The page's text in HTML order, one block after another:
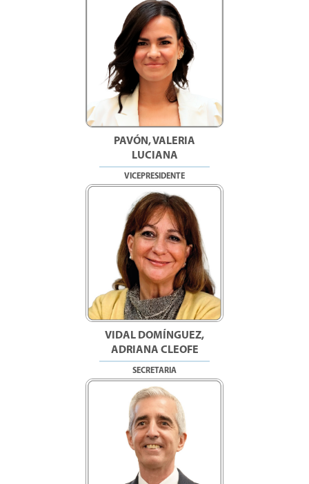
PAVÓN, VALERIA
LUCIANA
VICEPRESIDENTE
VIDAL DOMÍNGUEZ,
ADRIANA CLEOFE
SECRETARIA